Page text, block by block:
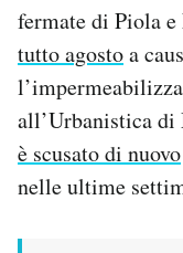
AREA PERSONALE
Area Personale
Newsletter
Notifiche mobile
fermate di Piola e
tutto agostoa
all’Urbanistica
è scusato di nuovo
nelle ultime